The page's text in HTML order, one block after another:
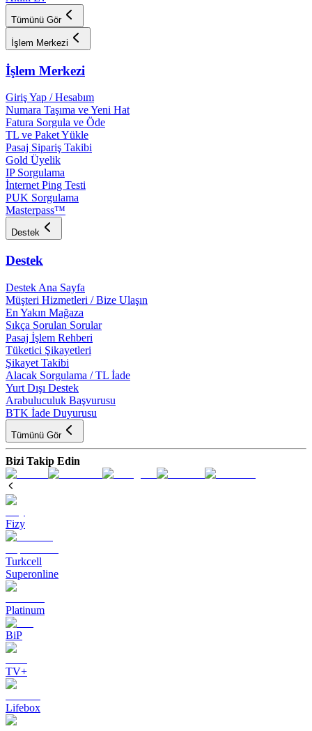
Tümünü Gör
İşlem Merkezi
İşlem Merkezi
Giriş Yap / Hesabım
Numara Taşıma ve Yeni Hat
Fatura Sorgula ve Öde
TL ve Paket Yükle
Pasaj Sipariş Takibi
Gold Üyelik
IP Sorgulama
İnternet Ping Testi
PUK Sorgulama
Masterpass™
Destek
Destek
Destek Ana Sayfa
Müşteri Hizmetleri / Bize Ulaşın
En Yakın Mağaza
Sıkça Sorulan Sorular
Pasaj İşlem Rehberi
Tüketici Şikayetleri
Şikayet Takibi
Alacak Sorgulama / TL İade
Yurt Dışı Destek
Arabuluculuk Başvurusu
BTK İade Duyurusu
Tümünü Gör
Bizi Takip Edin
Fizy
Turkcell
Superonline
Platinum
BiP
TV+
Lifebox